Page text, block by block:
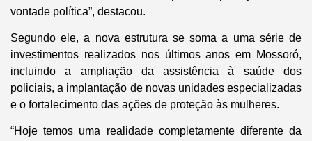
vontade política”, destacou.
Segundo ele, a nova estrutura se soma a uma série de
investimentos realizados nos últimos anos em Mossoró,
incluindo a ampliação da assistência à saúde dos
policiais, a implantação de novas unidades especializadas
e o fortalecimento das ações de proteção às mulheres.
“Hoje temos uma realidade completamente diferente da